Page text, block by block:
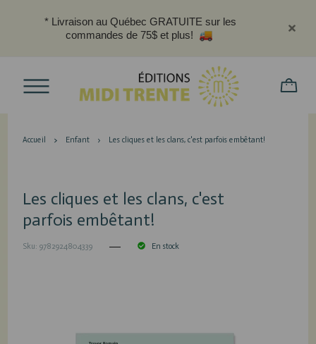
* Livraison au Québec GRATUITE sur les
commandes de 75$ et plus!
Accueil Enfant Les cliques et les clans, c'est parfois embêtant!
Les cliques et les clans, c'est
parfois embêtant!
Sku: 9782924804339 En stock